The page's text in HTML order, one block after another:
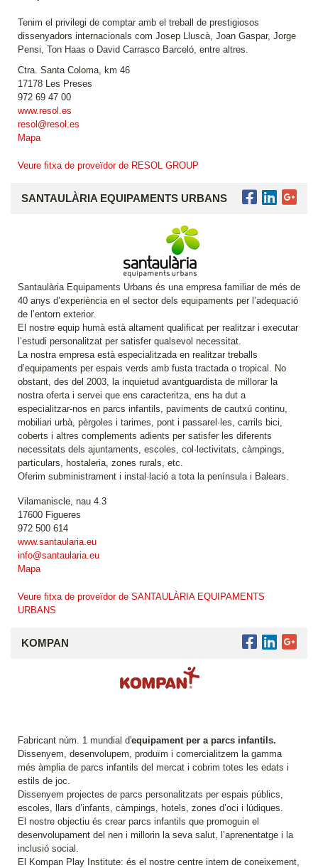
Tenim el privilegi de comptar amb el treball de prestigiosos
dissenyadors internacionals com Josep Lluscà, Joan Gaspar, Jorge
Pensi, Ton Haas o David Carrasco Barceló, entre altres.
Ctra. Santa Coloma, km 46
17178 Les Preses
972 69 47 00
www.resol.es
resol@resol.es
Mapa
Veure fitxa de proveïdor de RESOL GROUP
SANTAULÀRIA EQUIPAMENTS URBANS
Santaulària Equipaments Urbans és una empresa familiar de més de
40 anys d’experiència en el sector dels equipaments per l’adequació
de l’entorn exterior.
El nostre equip humà està altament qualificat per realitzar i executar
l’estudi personalitzat per satisfer qualsevol necessitat.
La nostra empresa està especialitzada en realitzar treballs
d’equipaments per espais verds amb fusta tractada o tropical. No
obstant, des del 2003, la inquietud avantguardista de millorar la
nostra oferta i servei que ens caracteritza, ens ha dut a
especialitzar-nos en parcs infantils, paviments de cautxú continu,
mobiliari urbà, pèrgoles i tarimes, pont i passarel·les, carrils bici,
coberts i altres complements adients per satisfer les diferents
necessitats dels ajuntaments, escoles, col·lectivitats, càmpings,
particulars, hostaleria, zones rurals, etc.
Oferim subministrament i instal·lació a tota la península i Balears.
Vilamaniscle, nau 4.3
17600 Figueres
972 500 614
www.santaularia.eu
info@santaularia.eu
Mapa
Veure fitxa de proveïdor de SANTAULÀRIA EQUIPAMENTS
URBANS
KOMPAN
Fabricant núm. 1 mundial d'equipament per a parcs infantils.
Dissenyem, desenvolupem, produïm i comercialitzem la gamma
més àmplia de parcs infantils del mercat i cobrim totes les edats i
estils de joc.
Dissenyem projectes de parcs personalitzats per espais públics,
escoles, llars d’infants, càmpings, hotels, zones d’oci i lúdiques.
El nostre objectiu és crear parcs infantils que promoguin el
desenvolupament del nen i millorin la seva salut, l’aprenentatge i la
inclusió social.
El Kompan Play Institute: és el nostre centre intern de coneixement,